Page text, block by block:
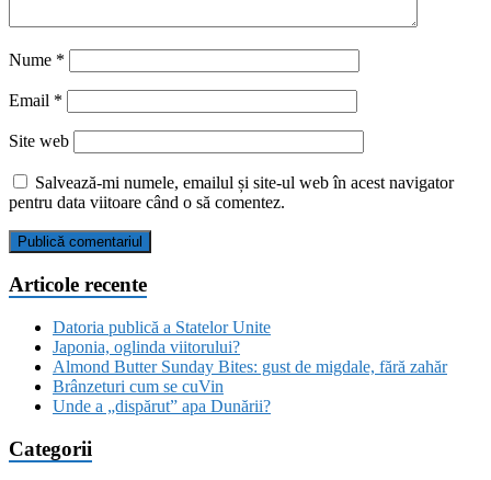
Nume *
Email *
Site web
Salvează-mi numele, emailul și site-ul web în acest navigator
pentru data viitoare când o să comentez.
Articole recente
Datoria publică a Statelor Unite
Japonia, oglinda viitorului?
Almond Butter Sunday Bites: gust de migdale, fără zahăr
Brânzeturi cum se cuVin
Unde a „dispărut” apa Dunării?
Categorii